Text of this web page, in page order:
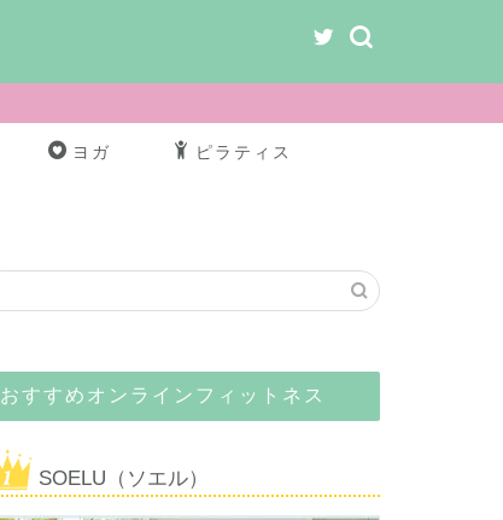
ヨガ ピラティス
おすすめオンラインフィットネス
SOELU（ソエル）